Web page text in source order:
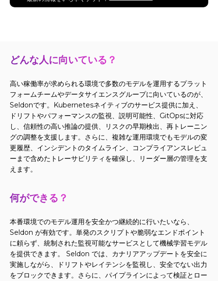
どんな人に向いている？
高い稼働率が求められる環境で多数のモデルを運用するプラット
フォームチームやデータサイエンスグループに向いているのが、
Seldonです。Kubernetesネイティブのサービス提供に加え、
ドリフトやパフォーマンスの監視、説明可能性、GitOpsに対応
し、信頼性の高い推論の提供、リスクの早期検出、再トレーニン
グの調整を支援します。さらに、複雑な運用環境でもモデルの変
更履歴、インシデントのタイムライン、コンプライアンスレビュ
ーまで含めたトレーサビリティを確保し、リーダー層の管理を支
えます。
何ができる？
本番環境でのモデル運用を安全かつ継続的に行いたいなら、
Seldon が有効です。単発のスクリプトや脆弱なエンドポイント
に頼らず、統制された監視可能なサービスとして機械学習モデル
を提供できます。 Seldon では、カナリアアップデートを安全に
実施しながら、ドリフトやレイテンシを監視し、安全でない出力
をブロックできます。さらに、パイプラインによって検証とロー